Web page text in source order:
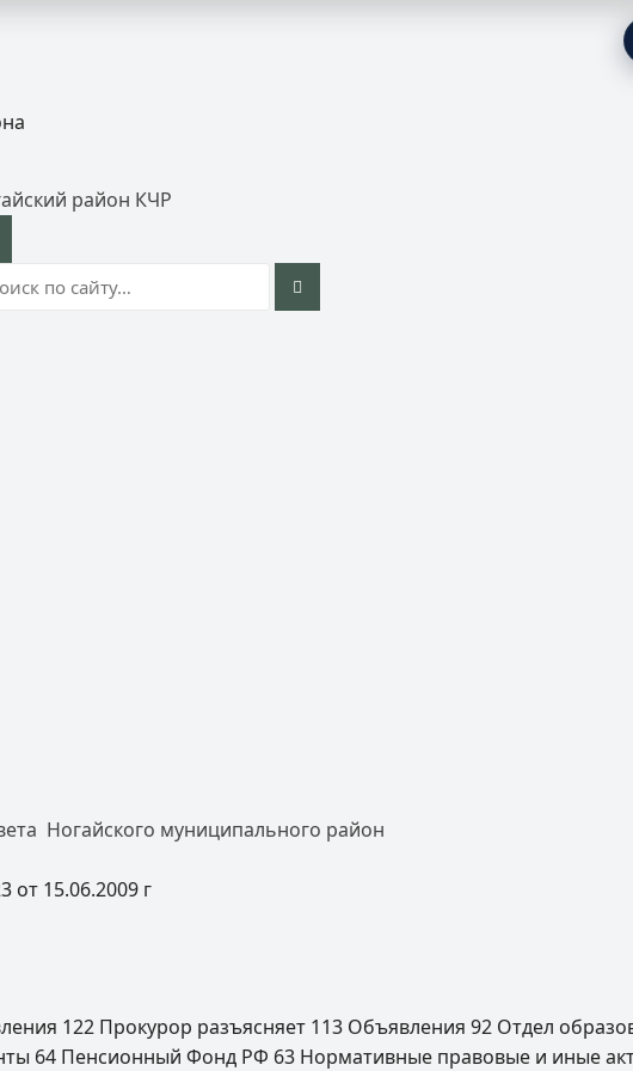
район КЧР
Ногайского муниципального район
15.06.2009 г
122 Прокурор разъясняет 113 Объявления92 Отдел
64 Пенсионный Фонд РФ 63 Нормативные правовые и иные